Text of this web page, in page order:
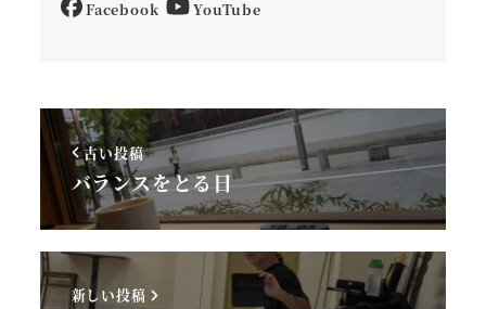
Facebook YouTube
古い投稿
バランスをとる日
新しい投稿